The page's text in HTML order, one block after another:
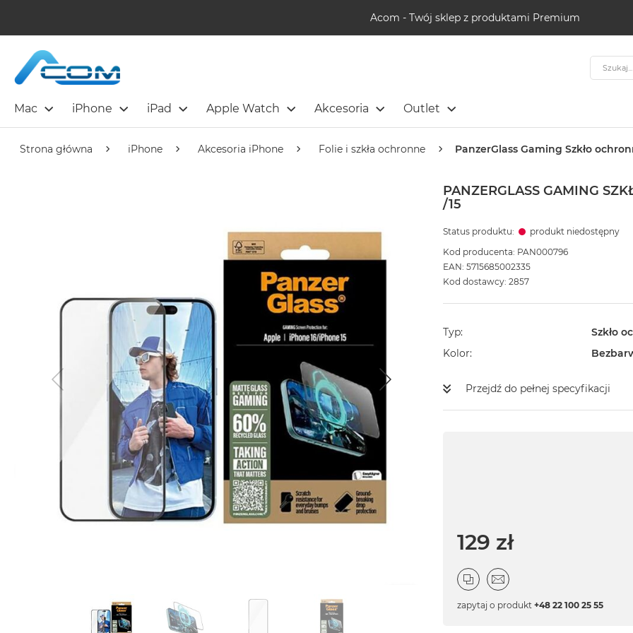
Acom - Twój sklep z produktami Premium
Mac iPhone iPad Apple Watch Akcesoria Outlet
Szukaj
Strona główna iPhone Akcesoria iPhone Folie i szkła ochronne PanzerGlass Gaming Szkło
PANZERGLASS GAMING
/15
Status produktu:
produkt niedostępny
Kod producenta: PAN000796
EAN: 5715685002335
Kod dostawcy: 2857
Typ
Szkło
Kolor
Przejdź do pełnej specyfikacji
129 zł
zapytaj o produkt +48 22 100 25 55